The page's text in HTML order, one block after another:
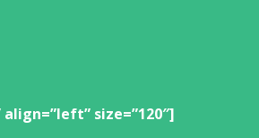
size=”120″]